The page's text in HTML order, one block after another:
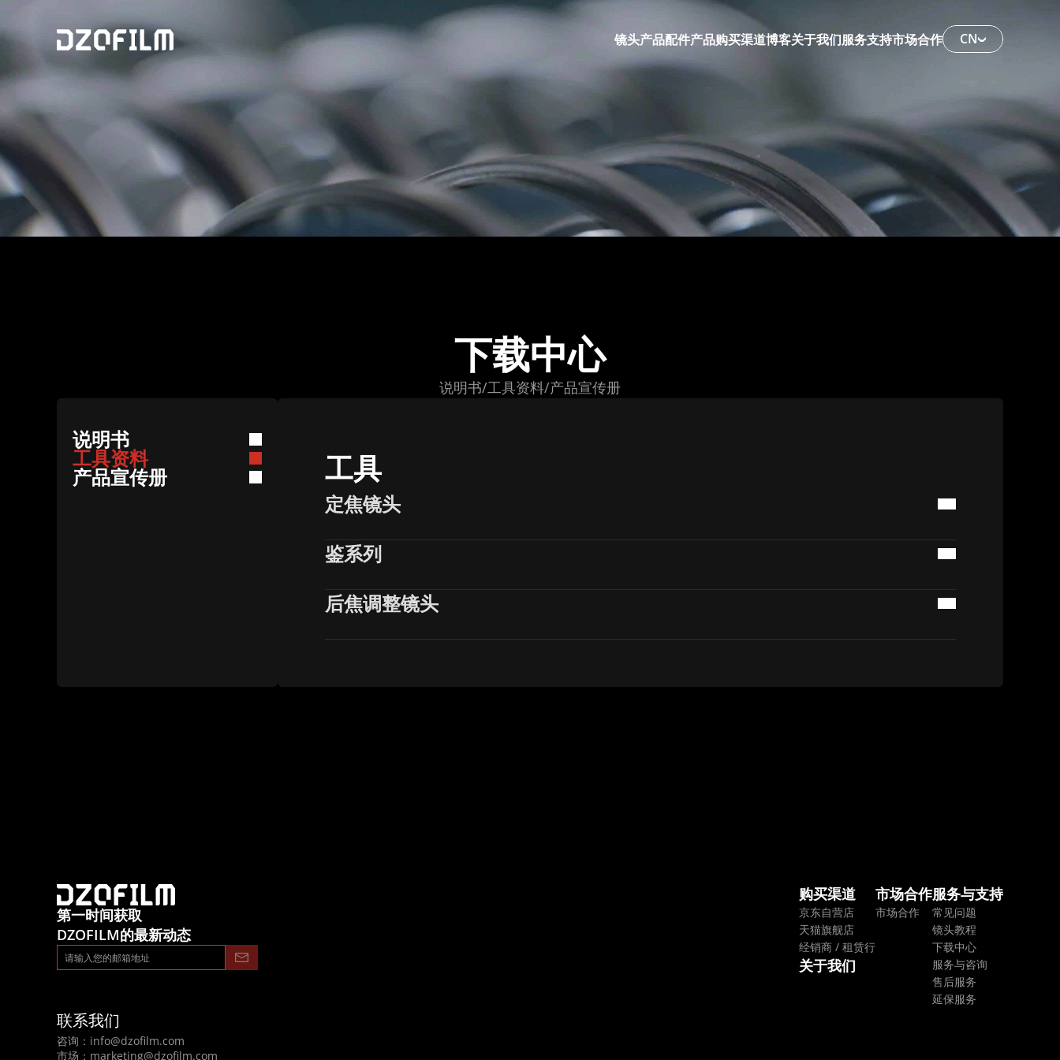
下载中心
说明书/工具资料/产品宣传册
说明书
工具资料
产品宣传册 工具
定焦镜头
鉴系列
后焦调整镜头
镜头产品配件产品购买渠道博客关于我们服务支持市场合作 CN
第一时间获取
DZOFILM的最新动态
购买渠道
京东自营店
天猫旗舰店
经销商 / 租赁行
关于我们
市场合作
市场合作
服务与支持
常见问题
镜头教程
下载中心
服务与咨询
售后服务
延保服务
联系我们
咨询： info@dzofilm.com
市场： marketing@dzofilm.com